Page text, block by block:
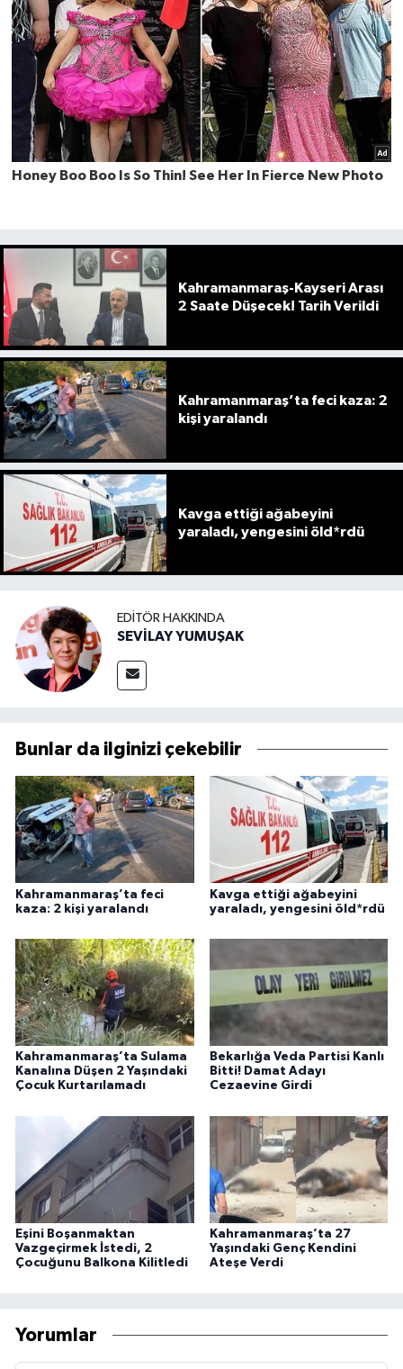
Kahramanmaraş-Kayseri Arası
2 Saate Düşecek! Tarih Verildi
Kahramanmaraş’ta feci kaza: 2
kişi yaralandı
Kavga ettiği ağabeyini
yaraladı, yengesini öld*rdü
EDITÖR HAKKINDA
SEVİLAY YUMUŞAK
Bunlar da ilginizi çekebilir
Kahramanmaraş’ta feci
kaza: 2 kişi yaralandı
Kavga ettiği ağabeyini
yaraladı, yengesini öld*rdü
Kahramanmaraş’ta Sulama
Kanalına Düşen 2 Yaşındaki
Çocuk Kurtarılamadı
Bekarlığa Veda Partisi Kanlı
Bitti! Damat Adayı
Cezaevine Girdi
Eşini Boşanmaktan
Vazgeçirmek İstedi, 2
Çocuğunu Balkona Kilitledi
Kahramanmaraş’ta 27
Yaşındaki Genç Kendini
Ateşe Verdi
Yorumlar